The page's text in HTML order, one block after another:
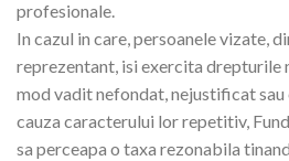
profesionale.
In cazul in care, persoanele vizate,
reprezentant, isi exercita drepturile
mod vadit nefondat, nejustificat sau
cauza caracterului lor repetitiv,
sa perceapa o taxa rezonabila